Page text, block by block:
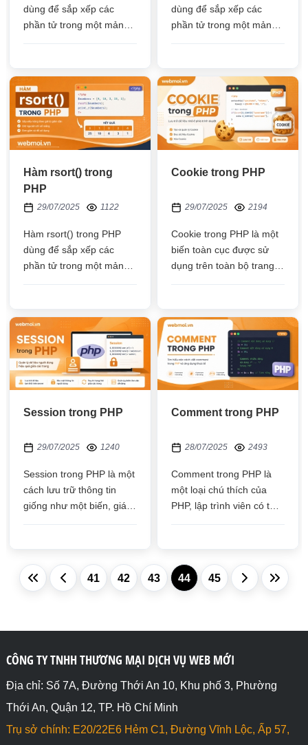
dùng để sắp xếp các
phần tử trong một mảng
dùng để sắp xếp các
phần tử trong một mảng
Hàm rsort() trong
PHP
29/07/2025 1122
Hàm rsort() trong PHP
dùng để sắp xếp các
phần tử trong một mảng
Cookie trong PHP
29/07/2025 2194
Cookie trong PHP là một
biến toàn cục được sử
dụng trên toàn bộ trang
tính của máy khách
Session trong PHP
29/07/2025 1240
Session trong PHP là một
cách lưu trữ thông tin
giống như một biến, giá
trình duyệt
Comment trong PHP
28/07/2025 2493
Comment trong PHP là
một loại chú thích của
PHP, lập trình viên có thể
tham gia thực thi code
41 42 43 44 45
CÔNG TY TNHH THƯƠNG MẠI DỊCH VỤ WEB MỚI
Địa chỉ: Số 7A, Đường Thới An 10, Khu phố 3, Phường
Thới An, Quận 12, TP. Hồ Chí Minh
Trụ sở chính: E20/22E6 Hẻm C1, Đường Vĩnh Lộc, Ấp 57,